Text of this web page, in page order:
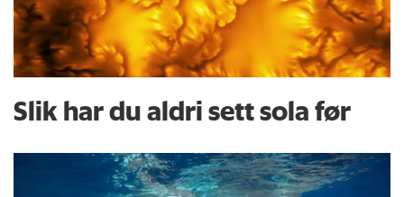
Slik har du aldri sett sola før